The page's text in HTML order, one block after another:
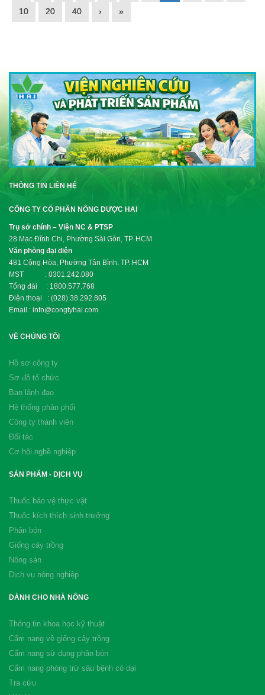
10 20 40 › »
THÔNG TIN LIÊN HỆ
CÔNG TY CỔ PHẦN NÔNG DƯỢC HAI
Trụ sở chính – Viện NC & PTSP
28 Mạc Đĩnh Chi, Phường Sài Gòn, TP. HCM
Văn phòng đại diện
481 Cộng Hòa, Phường Tân Bình, TP. HCM
MST : 0301.242.080
Tổng đài : 1800.577.768
Điện thoại : (028).38.292.805
Email : info@congtyhai.com
VỀ CHÚNG TÔI
Hồ sơ công ty
Sơ đồ tổ chức
Ban lãnh đạo
Hệ thống phân phối
Công ty thành viên
Đối tác
Cơ hội nghề nghiệp
SẢN PHẨM - DỊCH VỤ
Thuốc bảo vệ thực vật
Thuốc kích thích sinh trưởng
Phân bón
Giống cây trồng
Nông sản
Dịch vụ nông nghiệp
DÀNH CHO NHÀ NÔNG
Thông tin khoa học kỹ thuật
Cẩm nang về giống cây trồng
Cẩm nang sử dụng phân bón
Cẩm nang phòng trừ sâu bệnh cỏ dại
Tra cứu